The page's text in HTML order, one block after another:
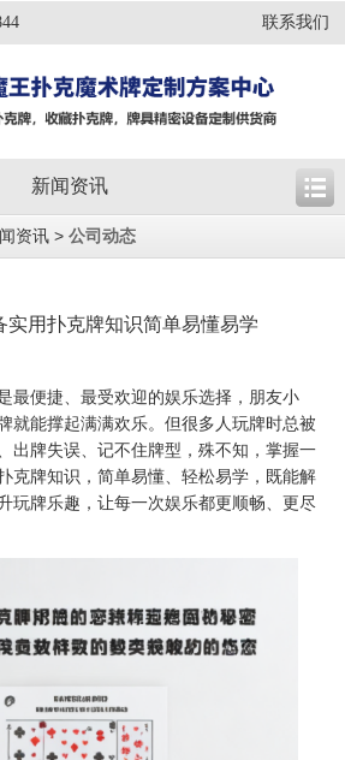
联系我们
新闻资讯
资讯 > 公司动态
实用扑克牌知识简单易懂易学
最便捷、最受欢迎的娱乐选择，朋友小
就能撑起满满欢乐。但很多人玩牌时总被
出牌失误、记不住牌型，殊不知，掌握一
克牌知识，简单易懂、轻松易学，既能解
玩牌乐趣，让每一次娱乐都更顺畅、更尽